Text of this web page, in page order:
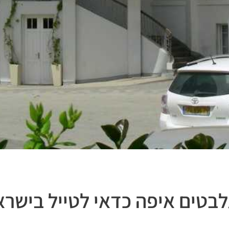
איפה כדאי לטייל